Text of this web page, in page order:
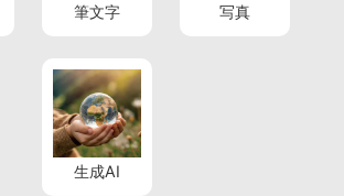
筆文字 写真
生成AI